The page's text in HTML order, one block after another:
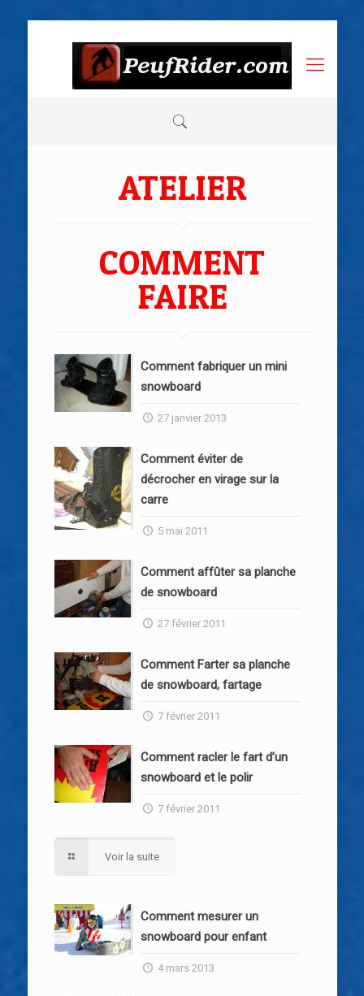
ATELIER
COMMENT
FAIRE
Comment fabriquer un mini
snowboard
27 janvier 2013
Comment éviter de
décrocher en virage sur la
carre
5 mai 2011
Comment affûter sa planche
de snowboard
27 février 2011
Comment Farter sa planche
de snowboard, fartage
7 février 2011
Comment racler le fart d’un
snowboard et le polir
7 février 2011
Voir la suite
Comment mesurer un
snowboard pour enfant
4 mars 2013